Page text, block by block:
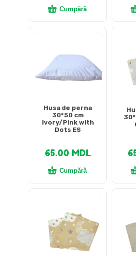
Cumpără
Husa de perna
30*50 cm
Ivory/Pink with
Dots ES
65.00 MDL
Cumpără